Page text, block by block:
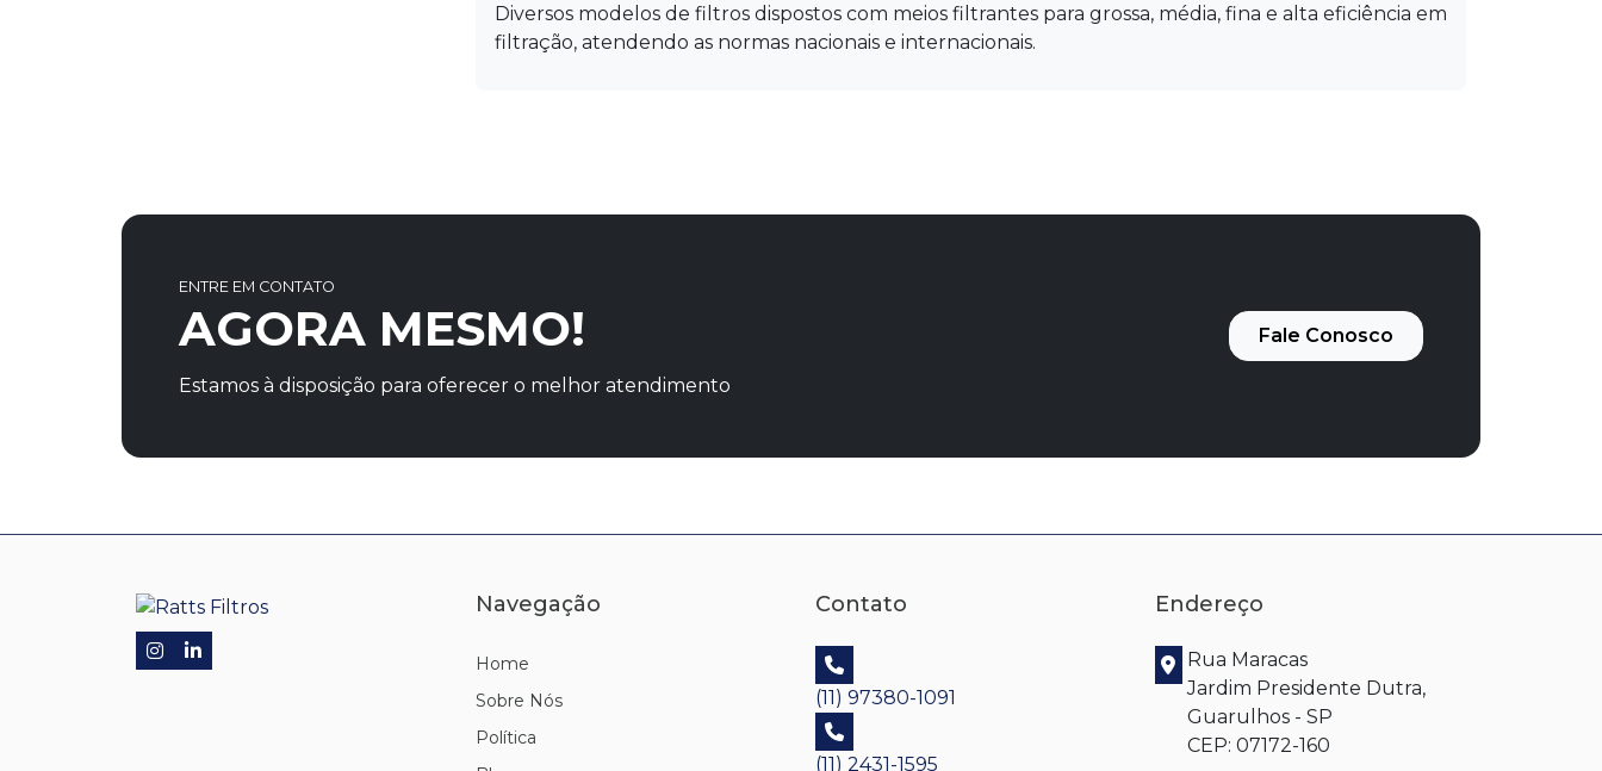
Diversos modelos de filtros dispostos com meios filtrantes para grossa, média, fina e alta eficiência em
filtração, atendendo as normas nacionais e internacionais.
ENTRE EM CONTATO
AGORA MESMO!
Estamos à disposição para oferecer o melhor atendimento
Fale Conosco
Navegação
Home
Sobre Nós
Política
Contato
(11) 97380-1091
(11) 2431-1595
Endereço
Rua Maracas
Jardim Presidente Dutra,
Guarulhos - SP
CEP: 07172-160